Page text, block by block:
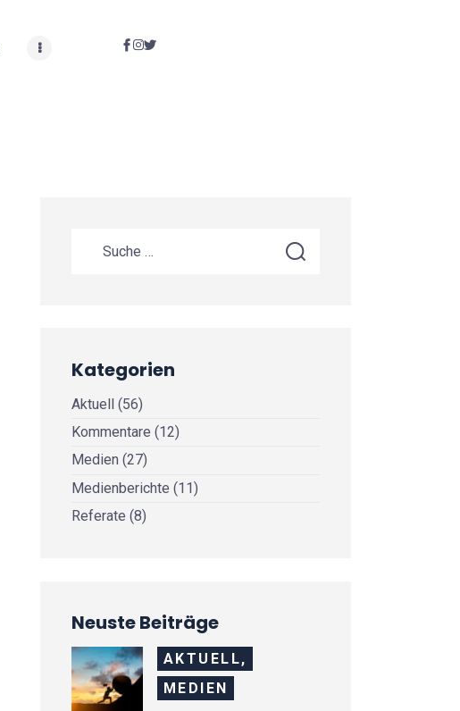
Kategorien
Aktuell (56)
Kommentare (12)
Medien (27)
Medienberichte (11)
Referate (8)
Neuste Beiträge
AKTUELL,
MEDIEN